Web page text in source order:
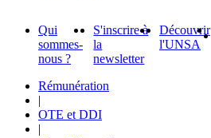
Qui
sommes-
nous ?
S'inscrire à
la
newsletter
Découvrir
l'UNSA
Rémunération
|
OTE et DDI
|